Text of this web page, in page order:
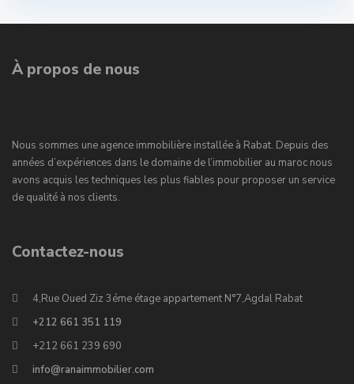
À propos de nous
Nous sommes une agence immobilière installée à Rabat. Depuis des
années d’expériences dans le domaine de l’immobilier au maroc nous
avons acquis les techniques les plus fiables pour proposer un service
de qualité à nos clients.
Contactez-nous
4,Rue Oued Ziz 3éme étage appartement N°7,Agdal Rabat
+212 661 351 119
+212 661 239 690
info@ranaimmobilier.com